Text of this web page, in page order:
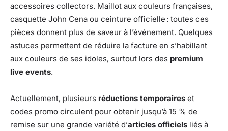
accessoires collectors. Maillot aux couleurs françaises,
casquette John Cena ou ceinture officielle : toutes ces
pièces donnent plus de saveur à l’événement. Quelques
astuces permettent de réduire la facture en s’habillant
aux couleurs de ses idoles, surtout lors des premium
live events.
Actuellement, plusieurs réductions temporaires et
codes promo circulent pour obtenir jusqu’à 15 % de
remise sur une grande variété d’articles officiels liés à